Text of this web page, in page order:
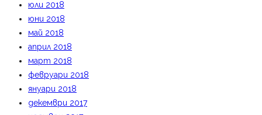
юли 2018
юни 2018
май 2018
април 2018
март 2018
февруари 2018
януари 2018
декември 2017